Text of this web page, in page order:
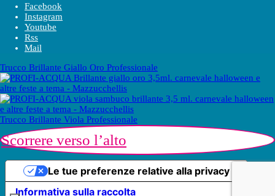
Facebook
Instagram
Youtube
Rss
Mail
Trucco Brillante Giallo Oro Professionale
Trucco Brillante Viola Professionale
Scorrere verso l’alto
Informativa sulla raccolta
Le tue preferenze relative alla privacy